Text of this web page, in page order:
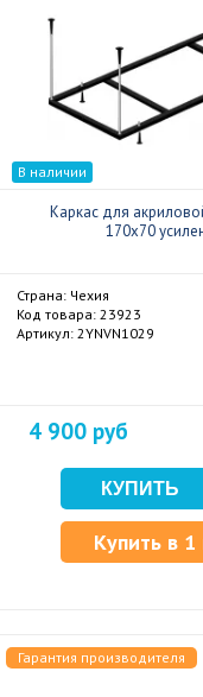
Сравнить
В наличии
Каркас для
170x70
Страна: Чехия
Код товара: 23923
Артикул: 2YNVN1029
4 900 руб
Купить в 1
Гарантия производителя